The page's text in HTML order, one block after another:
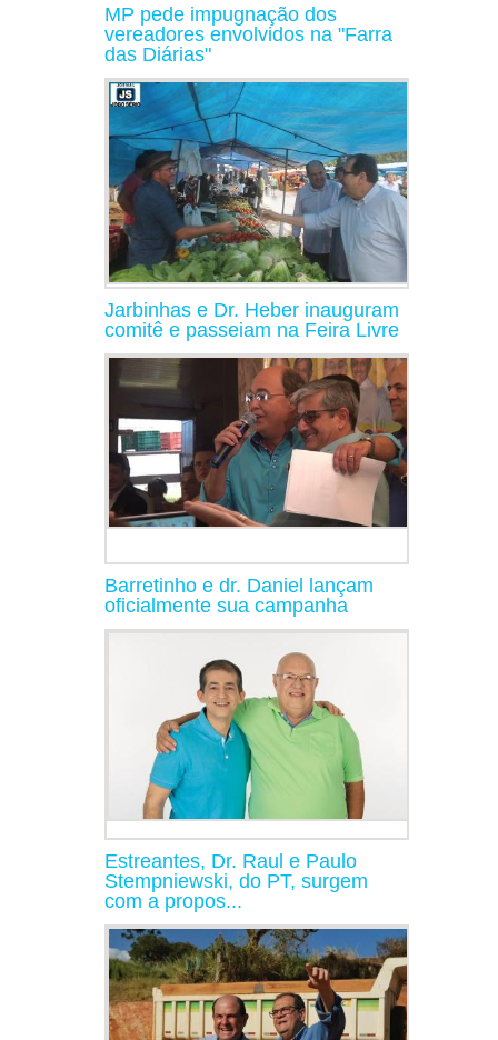
MP pede impugnação dos
vereadores envolvidos na "Farra
das Diárias"
Jarbinhas e Dr. Heber inauguram
comitê e passeiam na Feira Livre
Barretinho e dr. Daniel lançam
oficialmente sua campanha
Estreantes, Dr. Raul e Paulo
Stempniewski, do PT, surgem
com a propos...